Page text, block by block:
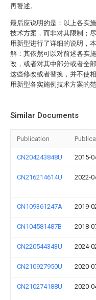
再赘述。
最后应说明的是：以上各实
技术方案，而非对其限制；
用新型进行了详细的说明，
解：其依然可以对前述各实
改，或者对其中部分或者全
这些修改或者替换，并不使
用新型各实施例技术方案的范
Similar Documents
Publication
CN204243848U 2015-
CN216214614U 2022-
CN109361247A 2019-
CN104581487B 2018-
CN220544343U 2024-
CN210927950U 2020-
CN210274188U 2020-